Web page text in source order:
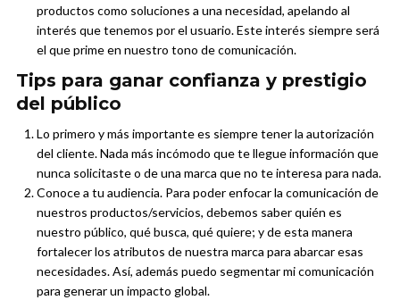
productos como soluciones a una necesidad, apelando al
interés que tenemos por el usuario. Este interés siempre será
el que prime en nuestro tono de comunicación.
Tips para ganar confianza y prestigio
del público
Lo primero y más importante es siempre tener la autorización
del cliente. Nada más incómodo que te llegue información que
nunca solicitaste o de una marca que no te interesa para nada.
Conoce a tu audiencia. Para poder enfocar la comunicación de
nuestros productos/servicios, debemos saber quién es
nuestro público, qué busca, qué quiere; y de esta manera
fortalecer los atributos de nuestra marca para abarcar esas
necesidades. Así, además puedo segmentar mi comunicación
para generar un impacto global.